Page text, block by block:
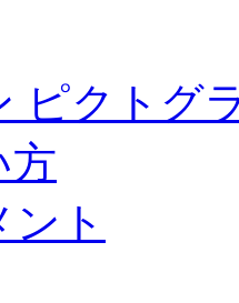
ピクトグ
方
ト